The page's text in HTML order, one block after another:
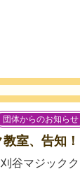
団体からのお知らせ
室、告知！
谷マジック